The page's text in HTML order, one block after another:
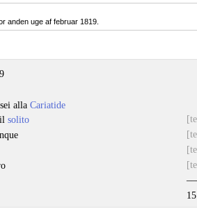
anden uge af februar 1819.
sei alla Cariatide
solito